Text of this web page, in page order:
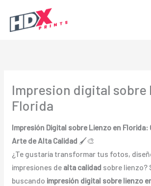
contenido
Impresion digital sobre
Florida
Impresión Digital sobre Lienzo en Florida:
Arte de Alta Calidad 🖌️🎨
¿Te gustaría transformar tus fotos,
impresiones de alta calidad sobre lienzo?
buscando impresión digital sobre lienzo